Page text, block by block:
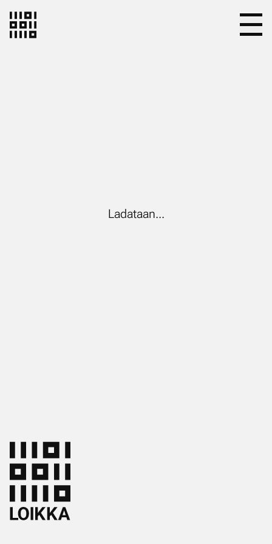
Ladataan...